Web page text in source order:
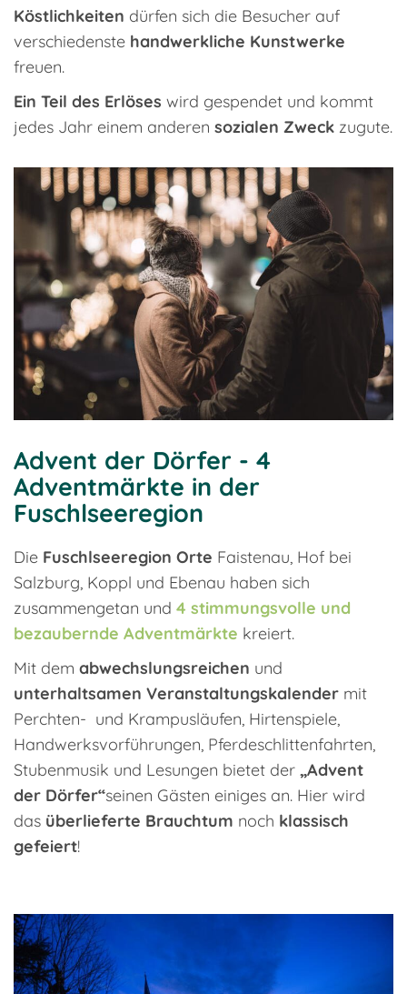
Köstlichkeiten dürfen sich die Besucher auf
verschiedenste handwerkliche Kunstwerke
freuen.
Ein Teil des Erlöses wird gespendet und kommt
jedes Jahr einem anderen sozialen Zweck zugute.
Advent der Dörfer - 4
Adventmärkte in der
Fuschlseeregion
Die Fuschlseeregion Orte Faistenau, Hof bei
Salzburg, Koppl und Ebenau haben sich
zusammengetan und 4 stimmungsvolle und
bezaubernde Adventmärkte kreiert.
Mit dem abwechslungsreichen und
unterhaltsamen Veranstaltungskalender mit
Perchten- und Krampusläufen, Hirtenspiele,
Handwerksvorführungen, Pferdeschlittenfahrten,
Stubenmusik und Lesungen bietet der „Advent
der Dörfer“seinen Gästen einiges an. Hier wird
das überlieferte Brauchtum noch klassisch
gefeiert!